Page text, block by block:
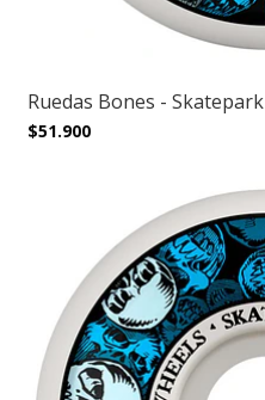
Ruedas Bones -
$51.900